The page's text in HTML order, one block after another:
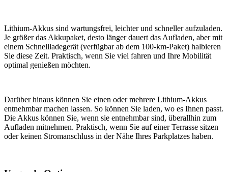
Lithium-Akkus sind wartungsfrei, leichter und schneller aufzuladen.
Je größer das Akkupaket, desto länger dauert das Aufladen, aber mit
einem Schnellladegerät (verfügbar ab dem 100-km-Paket) halbieren
Sie diese Zeit. Praktisch, wenn Sie viel fahren und Ihre Mobilität
optimal genießen möchten.
Darüber hinaus können Sie einen oder mehrere Lithium-Akkus
entnehmbar machen lassen. So können Sie laden, wo es Ihnen passt.
Die Akkus können Sie, wenn sie entnehmbar sind, überallhin zum
Aufladen mitnehmen. Praktisch, wenn Sie auf einer Terrasse sitzen
oder keinen Stromanschluss in der Nähe Ihres Parkplatzes haben.